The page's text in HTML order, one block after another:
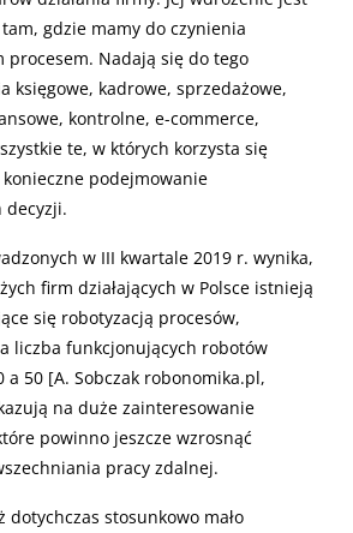
gdzie mamy do czynienia
procesem. Nadają się do tego
księgowe, kadrowe, sprzedażowe,
kontrolne, e-commerce,
te, w których korzysta się
podejmowanie
decyzji.
w III kwartale 2019 r. wynika,
firm działających w Polsce istnieją
się robotyzacją procesów,
liczba funkcjonujących robotów
a 50 [A. Sobczak robonomika.pl,
na duże zainteresowanie
powinno jeszcze wzrosnąć
pracy zdalnej.
dotychczas stosunkowo mało